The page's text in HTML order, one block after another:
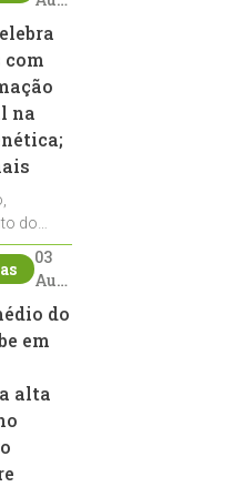
com
na
do
Touros,
e
da
a
2026
03
Aug
2026
do
em
alta